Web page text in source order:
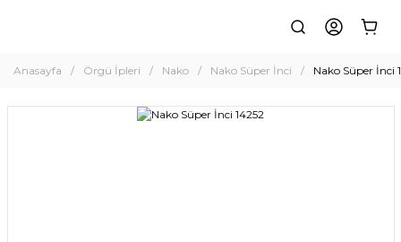
Anasayfa Örgü İpleri Nako Nako Süper İnci Nako Süper İnci